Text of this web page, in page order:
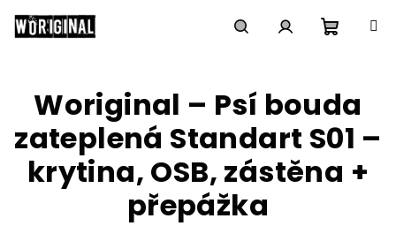
na
obsah
košík
Woriginal – Psí bouda
zateplená Standart S01 –
krytina, OSB, zástěna +
přepážka